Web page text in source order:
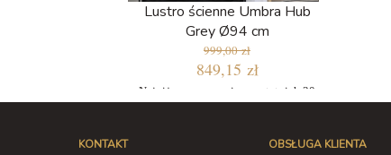
Lustro ścienne Umbra Hub
Grey Ø94 cm
999,00 zł
849,15 zł
Najniższa cena w ciągu ostatnich 30
dni: 849,15 zł
KONTAKT
OBSŁUGA KLIENTA